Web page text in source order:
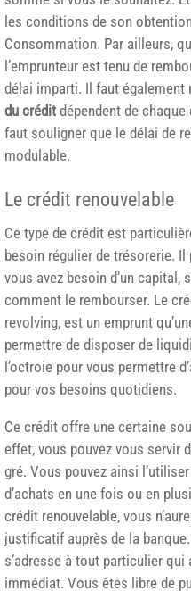
les conditions de son
Consommation. Par ailleurs,
l’emprunteur est tenu de
délai imparti. Il faut également
du crédit dépendent de
faut souligner que le délai de
modulable.
Le crédit renouvelable
Ce type de crédit est
besoin régulier de trésorerie.
vous avez besoin d’un capital,
comment le rembourser. Le
revolving, est un emprunt
permettre de disposer de
l’octroie pour vous permettre
pour vos besoins quotidiens.
Ce crédit offre une certaine
effet, vous pouvez vous servir
gré. Vous pouvez ainsi
d’achats en une fois ou en
crédit renouvelable, vous
justificatif auprès de la
s’adresse à tout particulier qui
immédiat. Vous êtes libre de